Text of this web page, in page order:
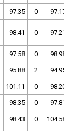
97.35 0 97.17
98.41 0 97.21
97.58 0 98.98
95.88 2 94.95
101.11 0 98.20
98.35 0 97.81
98.43 0 104.58